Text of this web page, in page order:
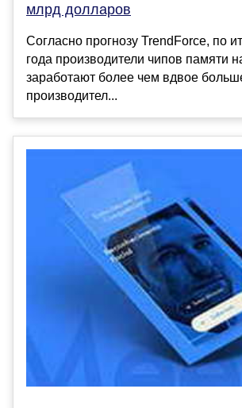
млрд долларов
Согласно прогнозу TrendForce, по
года производители чипов памяти
заработают более чем вдвое
производител...